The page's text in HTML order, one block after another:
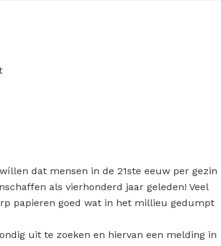
dat mensen in de 21ste eeuw per gezin
als vierhonderd jaar geleden! Veel
papieren goed wat in het millieu gedumpt
uit te zoeken en hiervan een melding in